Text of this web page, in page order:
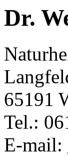
Dr.
65191
Tel.:
E-mail: